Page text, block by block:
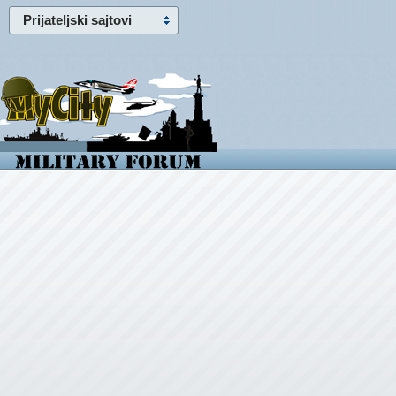
Prijateljski sajtovi